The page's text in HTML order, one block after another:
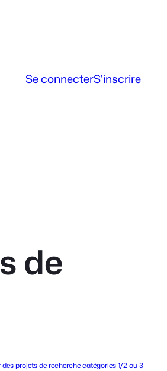
Se connecterS’inscrire
de
projets de recherche catégories 1/2 ou 3